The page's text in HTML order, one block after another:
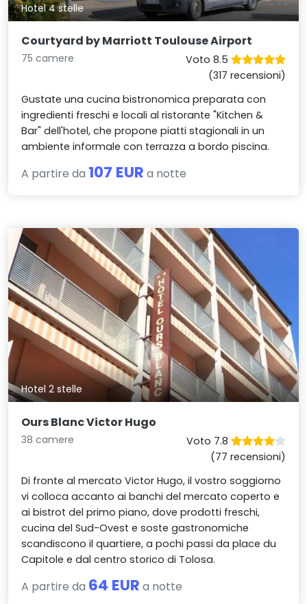
Hotel 4 stelle
Courtyard by Marriott Toulouse Airport
75 camere
Voto 8.5
(317 recensioni)
Gustate una cucina bistronomica preparata con
ingredienti freschi e locali al ristorante "Kitchen &
Bar" dell'hotel, che propone piatti stagionali in un
ambiente informale con terrazza a bordo piscina.
A partire da 107 EUR a notte
Hotel 2 stelle
Ours Blanc Victor Hugo
38 camere
Voto 7.8
(77 recensioni)
Di fronte al mercato Victor Hugo, il vostro soggiorno
vi colloca accanto ai banchi del mercato coperto e
ai bistrot del primo piano, dove prodotti freschi,
cucina del Sud-Ovest e soste gastronomiche
scandiscono il quartiere, a pochi passi da place du
Capitole e dal centro storico di Tolosa.
A partire da 64 EUR a notte